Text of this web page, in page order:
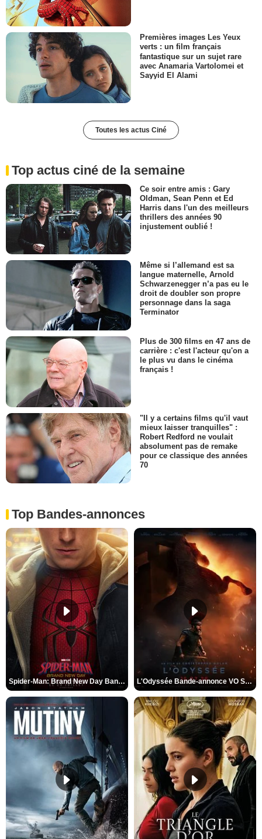
Premières images Les Yeux
verts : un film français
fantastique sur un sujet rare
avec Anamaria Vartolomei et
Sayyid El Alami
Toutes les actus Ciné
Top actus ciné de la semaine
Ce soir entre amis : Gary
Oldman, Sean Penn et Ed
Harris dans l'un des meilleurs
thrillers des années 90
injustement oublié !
Même si l’allemand est sa
langue maternelle, Arnold
Schwarzenegger n’a pas eu le
droit de doubler son propre
personnage dans la saga
Terminator
Plus de 300 films en 47 ans de
carrière : c'est l'acteur qu'on a
le plus vu dans le cinéma
français !
"Il y a certains films qu'il vaut
mieux laisser tranquilles" :
Robert Redford ne voulait
absolument pas de remake
pour ce classique des années
70
Top Bandes-annonces
Spider-Man: Brand New Day Bande-annonce VO STFR L'Odyssée Bande-annonce VO STFR